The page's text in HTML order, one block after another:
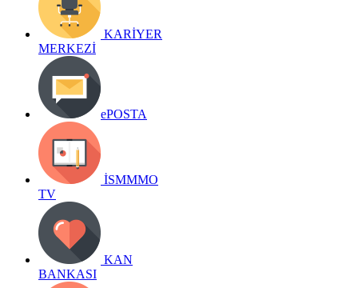
KARİYER
MERKEZİ
ePOSTA
İSMMMO
TV
KAN
BANKASI